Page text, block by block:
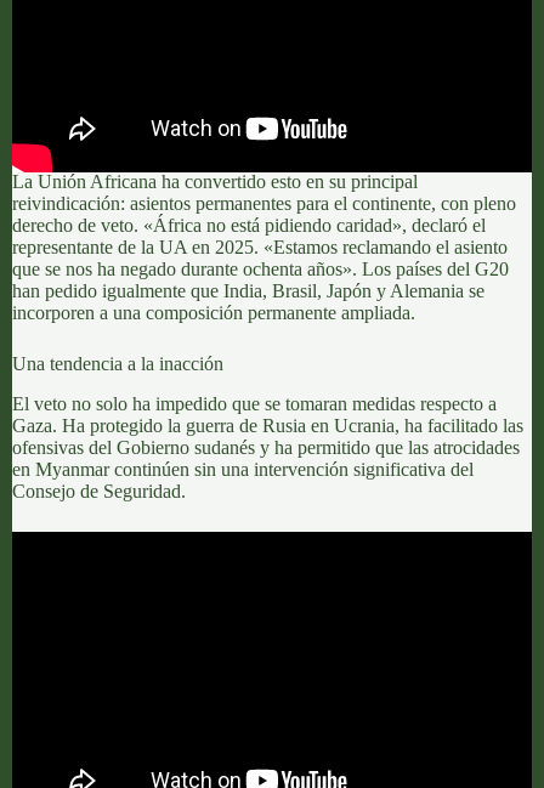
La Unión Africana ha convertido esto en su principal
reivindicación: asientos permanentes para el continente, con pleno
derecho de veto. «África no está pidiendo caridad», declaró el
representante de la UA en 2025. «Estamos reclamando el asiento
que se nos ha negado durante ochenta años». Los países del G20
han pedido igualmente que India, Brasil, Japón y Alemania se
incorporen a una composición permanente ampliada.
Una tendencia a la inacción
El veto no solo ha impedido que se tomaran medidas respecto a
Gaza. Ha protegido la guerra de Rusia en Ucrania, ha facilitado las
ofensivas del Gobierno sudanés y ha permitido que las atrocidades
en Myanmarcontinúen sin una intervención significativa del
Consejo de Seguridad.